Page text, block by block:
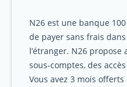
N26 est une banque
de payer sans frais
l’étranger. N26 propose
sous-comptes, des
Vous avez 3 mois